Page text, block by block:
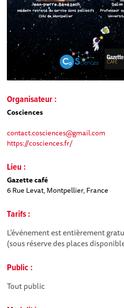
Organisateur :
Cosciences
contact.cosciences@gmail.com
https://cosciences.fr/
Lieu :
Gazette café
6 Rue Levat, Montpellier, France
Tarifs :
L'événement est entièrement
(sous réserve des places
Public :
Tout public